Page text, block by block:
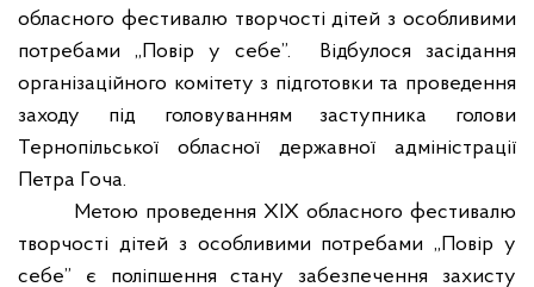
обласного фестивалю творчості дітей з особливими
потребами „Повір у себе”.
Відбулося засідання
організаційного комітету з підготовки та проведення
заходу під головуванням заступника голови
Тернопільської обласної державної адміністрації
Петра Гоча.
Метою проведення XIX обласного фестивалю
творчості дітей з особливими потребами „Повір у
себе” є поліпшення стану забезпечення захисту